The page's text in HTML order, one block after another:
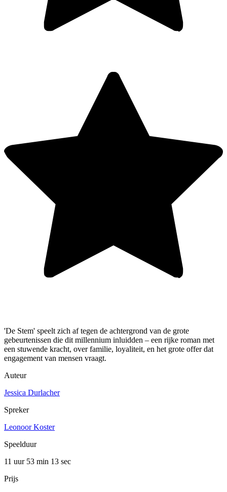
'De Stem' speelt zich af tegen de achtergrond van de grote
gebeurtenissen die dit millennium inluidden – een rijke roman met
een stuwende kracht, over familie, loyaliteit, en het grote offer dat
engagement van mensen vraagt.
Auteur
Jessica Durlacher
Spreker
Leonoor Koster
Speelduur
11 uur 53 min 13 sec
Prijs